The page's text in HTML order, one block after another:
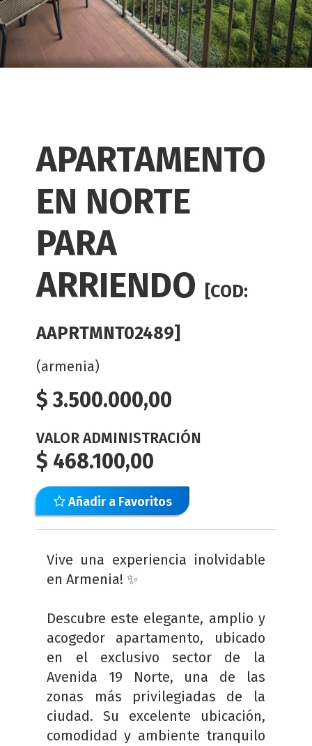
APARTAMENTO
EN NORTE
PARA
ARRIENDO
[COD:
AAPRTMNT02489]
(armenia)
$3.500.000,00
VALOR ADMINISTRACIÓN
$ 468.100,00
Añadir a Favoritos
Vive una experiencia inolvidable
en Armenia! ✨
Descubre este elegante, amplio y
acogedor apartamento, ubicado
en el exclusivo sector de la
Avenida 19 Norte, una de las
zonas más privilegiadas de la
ciudad. Su excelente ubicación,
comodidad y ambiente tranquilo